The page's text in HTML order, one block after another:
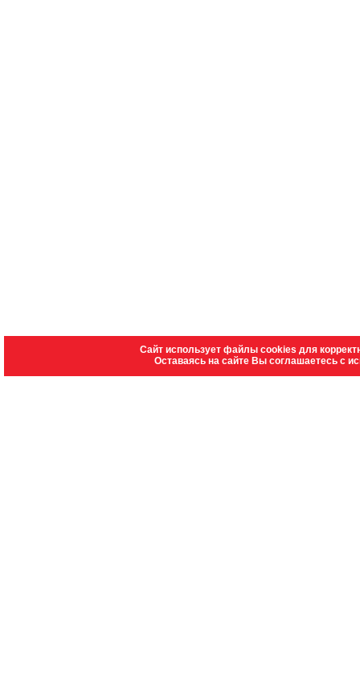
Сайт использует файлы cookies для
Оставаясь на сайте Вы соглашаетесь с